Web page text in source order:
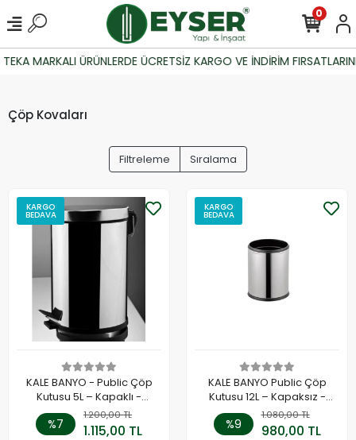
MARKALI ÜRÜNLERDE ÜCRETSİZ KARGO VE İNDİRİM
0
Çöp Kovaları
Filtreleme Sıralama
KARGO
BEDAVA
KALE BANYO - Public Çöp
Kutusu 5L – Kapaklı -
410200600376
%7
1.200,00 TL
1.115,00 TL
KARGO
BEDAVA
KALE BANYO Public Çöp
Kutusu 12L – Kapaksız -
Paslanmaz Çelik -
410200600380
%9
1.080,00 TL
980,00 TL